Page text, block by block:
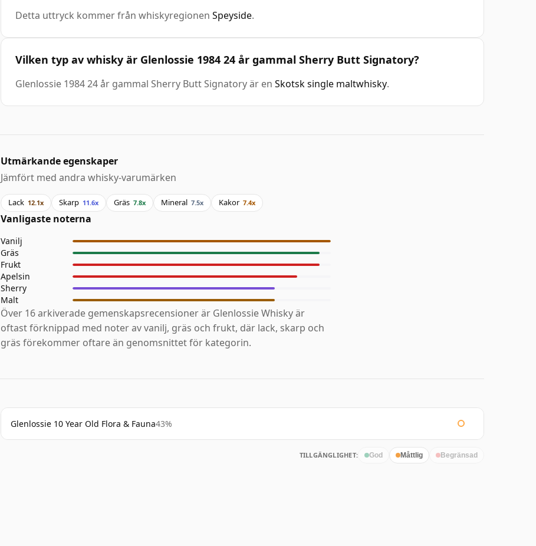
Detta uttryck kommer från whiskyregionen Speyside.
Vilken typ av whisky är Glenlossie 1984 24 år gammal Sherry Butt Signatory?
Glenlossie 1984 24 år gammal Sherry Butt Signatory är en Skotsk single maltwhisky.
Utmärkande egenskaper
Jämfört med andra whisky-varumärken
Lack 12.1x Skarp 11.6x Gräs 7.8x Mineral 7.5x Kakor 7.4x
Vanligaste noterna
Vanilj
Gräs
Frukt
Apelsin
Sherry
Malt
Över 16 arkiverade gemenskapsrecensioner är Glenlossie Whisky är
oftast förknippad med noter av vanilj, gräs och frukt, där lack, skarp och
gräs förekommer oftare än genomsnittet för kategorin.
Glenlossie 10 Year Old Flora & Fauna43%
TILLGÄNGLIGHET: God Måttlig Begränsad